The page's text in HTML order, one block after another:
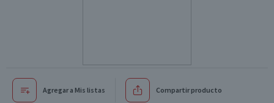
Agregar a Mis listas Compartir producto